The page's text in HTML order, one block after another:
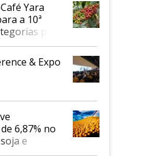
Yara
a 10ª
para
& Expo
6,87% no
e